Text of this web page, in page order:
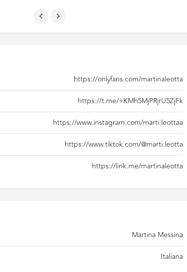
https://onlyfans.com/martinaleotta
https://t.me/+KMh5MjPRjrU5ZjFk
https://www.instagram.com/marti.leottaa
https://www.tiktok.com/@marti.leotta
https://link.me/martinaleotta
Martina Messina
Italiana